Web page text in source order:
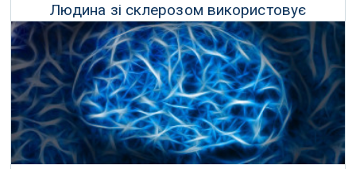
Людина зі склерозом використовує
мозковий імплантат, який переводить думки
до тексту
29 Грудня 2021 р.